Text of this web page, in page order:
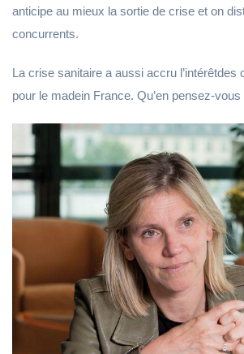
anticipe au mieux la sortie de crise et on
concurrents.
La crise sanitaire a aussi accru l’intérêtdes
pour le madein France. Qu’en pensez-vous